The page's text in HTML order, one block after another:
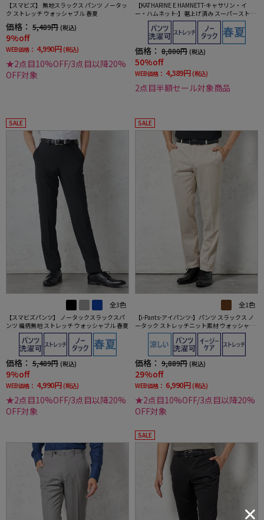
【スマビズ】 無地スラックス パンツ ノータッ
ク ストレッチ ウォッシャブル 春夏
価格： 5,489円 (税込)
9%off
WEB価格： 4,990円 (税込)
★2点目10%OFF/3点目以降20%
OFF対象
【KATHARINE E HAMNETT-キャサリン・イ
ー・ハムネット-】裾上げ済み スーパーストレ
ッチパンツ チノパン ウォッシャブル ネイビー
価格： 8,800円 (税込)
50%off
WEB価格： 4,389円 (税込)
2点目半額セール対象商品
SALE
全3色
【スマビズパンツ】 ノータックスラックスパ
ンツ 織柄無地 ストレッチ ウォッシャブル 春夏
価格： 5,489円 (税込)
9%off
WEB価格： 4,990円 (税込)
★2点目10%OFF/3点目以降20%
OFF対象
SALE
全1色
【i-Pants-アイパンツ-】パンツ スラックス ノ
ータック ストレッチニット素材 ウォッシャブ
ル コード RUCKEN BACCHAR
価格： 9,889円 (税込)
29%off
WEB価格： 6,990円 (税込)
★2点目10%OFF/3点目以降20%
OFF対象
SALE